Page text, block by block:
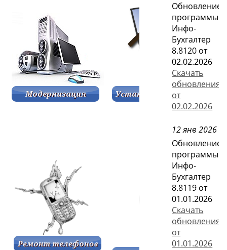
Обновление
программы
Инфо-
Бухгалтер
8.8120 от
02.02.2026
Скачать
обновления
от
02.02.2026
12 янв 2026
Обновление
программы
Инфо-
Бухгалтер
8.8119 от
01.01.2026
Скачать
обновления
от
01.01.2026